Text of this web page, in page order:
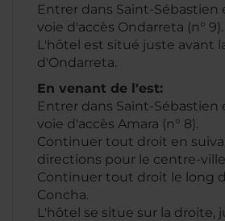
Entrer dans Saint-Sébastien
voie d'accès Ondarreta (n° 9).
L'hôtel est situé juste avant
d'Ondarreta.
En venant de l'est:
Entrer dans Saint-Sébastien
voie d'accès Amara (n° 8).
Continuer tout droit en
directions pour le centre-
Continuer tout droit le long
Concha.
L'hôtel se situe sur la droite,